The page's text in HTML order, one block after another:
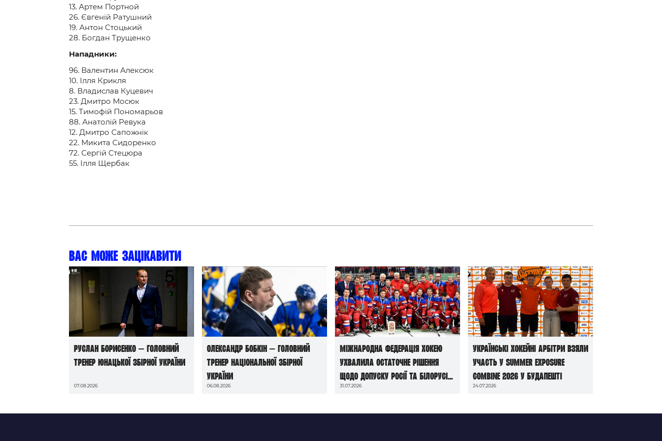
13. Артем Портной
26. Євгеній Ратушний
19. Антон Стоцький
28. Богдан Трущенко
Нападники:
96. Валентин Алексюк
10. Ілля Крикля
8. Владислав Куцевич
23. Дмитро Мосюк
15. Тимофій Пономарьов
88. Анатолій Ревука
12. Дмитро Сапожнік
22. Микита Сидоренко
72. Сергій Стецюра
55. Ілля Щербак
Вас може зацікавити
Руслан Борисенко — головний
тренер юнацької збірної України
07.08.2026
Олександр Бобкін — головний
тренер національної збірної
України
06.08.2026
Міжнародна федерація хокею
ухвалила остаточне рішення
щодо допуску росії та білорусі
до чемпіонатів світу сезону
31.07.2026
Українські хокейні арбітри взяли
участь у Summer Exposure
Combine 2026 у Будапешті
24.07.2026